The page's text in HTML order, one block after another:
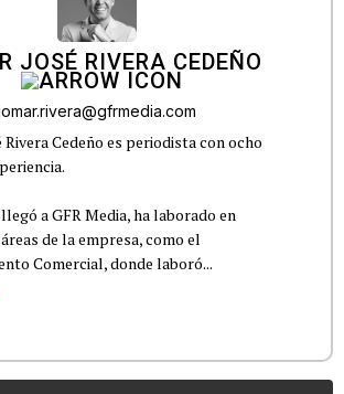
JOSÉ RIVERA CEDEÑO
Rivera Cedeño es periodista con ocho
a GFR Media, ha laborado en
de la empresa, como el
Comercial, donde laboró...